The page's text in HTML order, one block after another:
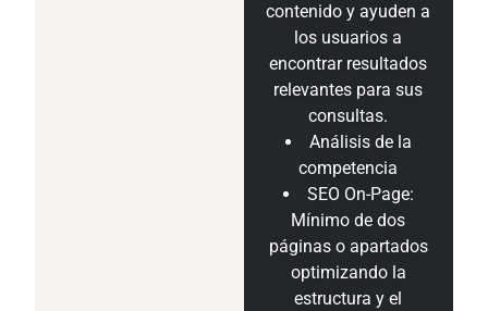
contenido y ayuden a
los usuarios a
encontrar resultados
relevantes para sus
consultas.
Análisis de la
competencia
SEO On-Page:
Mínimo de dos
páginas o apartados
optimizando la
estructura y el